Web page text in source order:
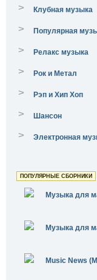
> Клубная музыка
> Популярная
> Релакс музыка
> Рок и Метал
> Рэп и Хип Хоп
> Шансон
> Электронная
ПОПУЛЯРНЫЕ СБОРНИКИ
Музыка для
Музыка для
Music News